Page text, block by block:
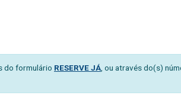
do formulário RESERVE JÁ, ou através do(s)